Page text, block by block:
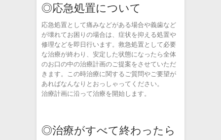
◎応急処置について
応急処置として痛みなどがある場合や義歯など
が壊れてお困りの場合は、症状を抑える処置や
修理などを即日行います。救急処置として必要
な治療が終わり、安定した状態になったら全体
のお口の中の治療計画のご提案をさせていただ
きます。この時治療に関するご質問やご要望が
あればなんなりとおっしゃってください。
治療計画に沿って治療を開始します。
◎治療がすべて終わったら